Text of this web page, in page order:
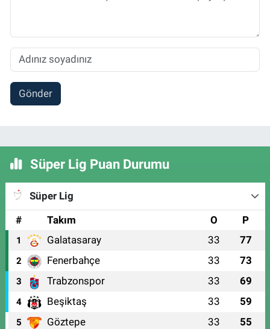
Gönder
Süper Lig Puan Durumu
Süper Lig
#
Takım O P
1 Galatasaray 33 77
2 Fenerbahçe 33 73
3 Trabzonspor 33 69
4 Beşiktaş 33 59
5 Göztepe 33 55